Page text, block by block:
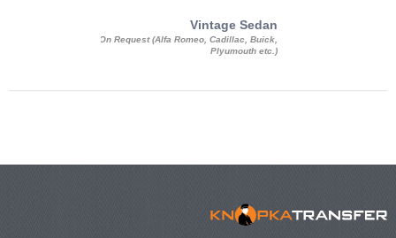
Vintage Sedan
On Request (Alfa Romeo, Cadillac, Buick,
Plyumouth etc.)